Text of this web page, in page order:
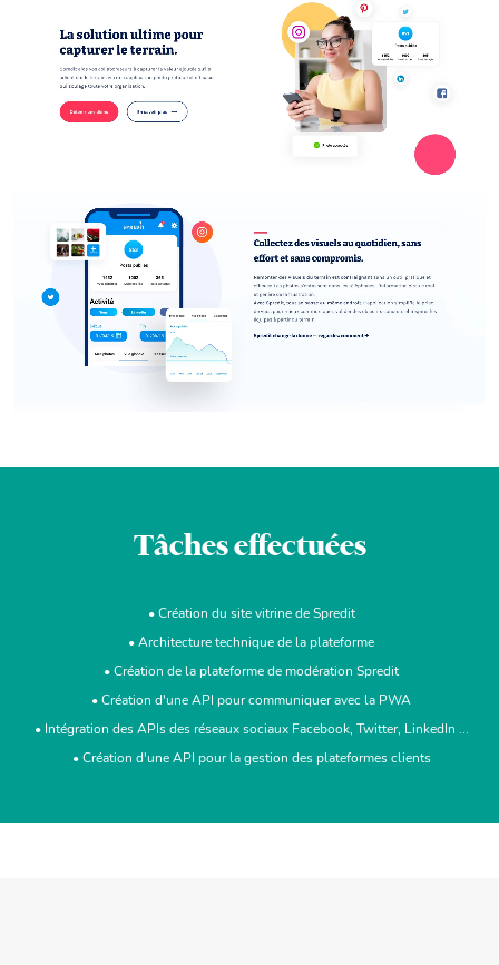
Tâches effectuées
Création du site vitrine de Spredit
Architecture technique de la plateforme
Création de la plateforme de modération Spredit
Création d'une API pour communiquer avec la PWA
Intégration des APIs des réseaux sociaux Facebook, Twitter, LinkedIn ...
Création d'une API pour la gestion des plateformes clients